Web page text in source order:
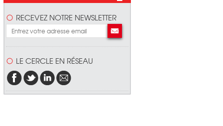
RECEVEZ NOTRE NEWSLETTER
LE CERCLE EN RÉSEAU